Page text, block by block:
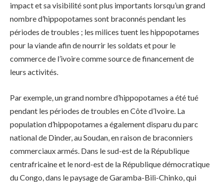
impact et sa visibilité sont plus importants lorsqu’un grand
nombre d’hippopotames sont braconnés pendant les
périodes de troubles ; les milices tuent les hippopotames
pour la viande afin de nourrir les soldats et pour le
commerce de l’ivoire comme source de financement de
leurs activités.
Par exemple, un grand nombre d’hippopotames a été tué
pendant les périodes de troubles en Côte d’Ivoire. La
population d’hippopotames a également disparu du parc
national de Dinder, au Soudan, en raison de braconniers
commerciaux armés. Dans le sud-est de la République
centrafricaine et le nord-est de la République démocratique
du Congo, dans le paysage de Garamba-Bili-Chinko, qui